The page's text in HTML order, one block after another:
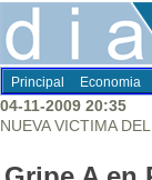
Principal Economia
04-11-2009 20:35
NUEVA VICTIMA